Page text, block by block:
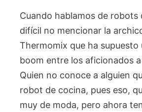
Cuando hablamos de robots
difícil no mencionar la
Thermomix que ha supuesto
boom entre los aficionados
Quien no conoce a alguien
robot de cocina, pues eso,
muy de moda, pero ahora